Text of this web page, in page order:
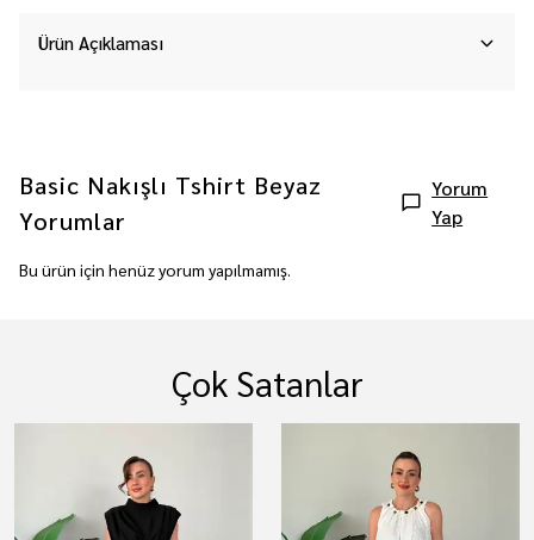
Ürün Açıklaması
Basic Nakışlı Tshirt Beyaz
Yorumlar
Yorum
Yap
Bu ürün için henüz yorum yapılmamış.
Çok Satanlar